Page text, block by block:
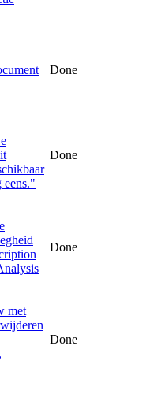
Done
eens."
Done
Done
met
Done